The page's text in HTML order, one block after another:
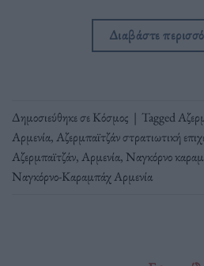
Διαβάστε
Δημοσιεύθηκε σεΚόσμος | Tagged
Αρμενία,Αζερμπαϊτζάν στρατιωτική
Αζερμπαϊτζάν,Αρμενία, Ναγκόρνο
Ναγκόρνο-Καραμπάχ Αρμενία